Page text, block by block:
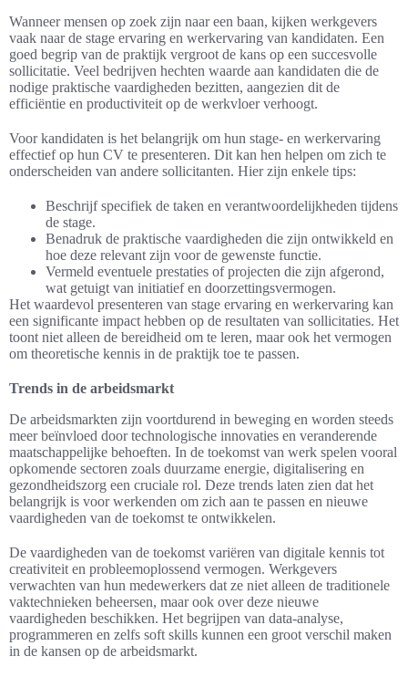
Wanneer mensen op zoek zijn naar een baan, kijken werkgevers
vaak naar de stage ervaring en werkervaring van kandidaten. Een
goed begrip van de praktijk vergroot de kans op een succesvolle
sollicitatie. Veel bedrijven hechten waarde aan kandidaten die de
nodige praktische vaardigheden bezitten, aangezien dit de
efficiëntie en productiviteit op de werkvloer verhoogt.
Voor kandidaten is het belangrijk om hun stage- en werkervaring
effectief op hun CV te presenteren. Dit kan hen helpen om zich te
onderscheiden van andere sollicitanten. Hier zijn enkele tips:
Beschrijf specifiek de taken en verantwoordelijkheden tijdens
de stage.
Benadruk de praktische vaardigheden die zijn ontwikkeld en
hoe deze relevant zijn voor de gewenste functie.
Vermeld eventuele prestaties of projecten die zijn afgerond,
wat getuigt van initiatief en doorzettingsvermogen.
Het waardevol presenteren van stage ervaring en werkervaring kan
een significante impact hebben op de resultaten van sollicitaties. Het
toont niet alleen de bereidheid om te leren, maar ook het vermogen
om theoretische kennis in de praktijk toe te passen.
Trends in de arbeidsmarkt
De arbeidsmarkten zijn voortdurend in beweging en worden steeds
meer beïnvloed door technologische innovaties en veranderende
maatschappelijke behoeften. In de toekomst van werk spelen vooral
opkomende sectoren zoals duurzame energie, digitalisering en
gezondheidszorg een cruciale rol. Deze trends laten zien dat het
belangrijk is voor werkenden om zich aan te passen en nieuwe
vaardigheden van de toekomst te ontwikkelen.
De vaardigheden van de toekomst variëren van digitale kennis tot
creativiteit en probleemoplossend vermogen. Werkgevers
verwachten van hun medewerkers dat ze niet alleen de traditionele
vaktechnieken beheersen, maar ook over deze nieuwe
vaardigheden beschikken. Het begrijpen van data-analyse,
programmeren en zelfs soft skills kunnen een groot verschil maken
in de kansen op de arbeidsmarkt.